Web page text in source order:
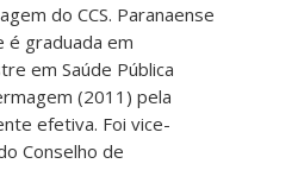
do CCS. Paranaense
é graduada em
em Saúde Pública
(2011) pela
efetiva. Foi vice-
Conselho de